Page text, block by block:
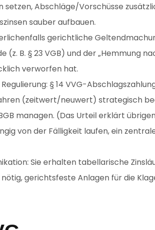
setzen, Abschläge/Vorschüsse
sauber aufbauen.
gerichtliche
(z. B. § 23 VGB) und der „Hemmung
verworfen hat.
§ 14 VVG-
(zeitwert/neuwert) strategisch
managen. (Das Urteil erklärt
von der Fälligkeit laufen, ein
Sie erhalten tabellarische
gerichtsfeste Anlagen für die